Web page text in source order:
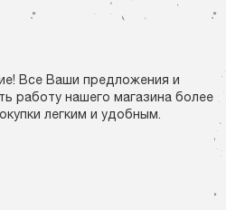
Все Ваши предложения и
работу нашего магазина более
легким и удобным.